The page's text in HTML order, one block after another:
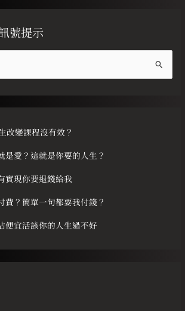
號提示
改變課程沒有效？
是愛？這就是你要的人生？
實現你要退錢給我
費？簡單一句都要我付錢？
便宜活該你的人生過不好